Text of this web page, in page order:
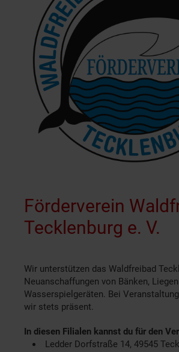
Förderverein
Tecklenburg e. V.
Wir unterstützen das Waldfreibad
Neuanschaffungen von Bänken,
Wasserspielgeräten. Bei
wir stets präsent.
In diesen Filialen kannst du für den
Ledder Dorfstraße 14, 49545